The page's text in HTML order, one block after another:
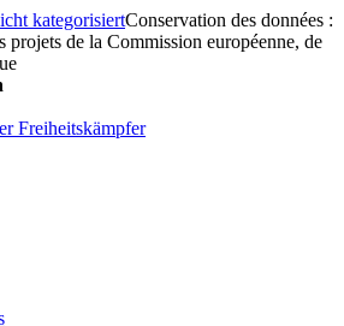
kategorisiertConservation des données :
projets de la Commission européenne, de